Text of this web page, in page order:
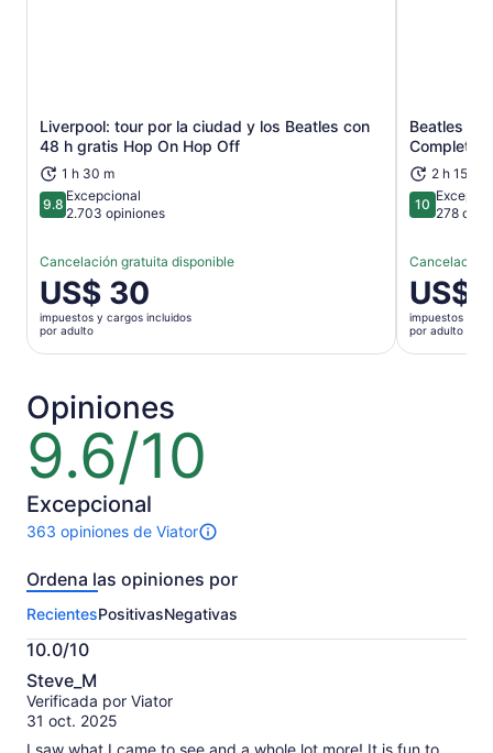
Liverpool: tour por la ciudad y los Beatles con
48 h gratis Hop On Hop Off
1 h 30 m
9.89.8 de 10
Excepcional
2.703 opiniones
Cancelación gratuita disponible
El
precio
es
de
por
adulto
US$ 30
impuestos y cargos incluidos
por adulto
Se abrirá en una nueva pestaña
Beatles
2 h 15 m
1010 de 10
278
Cancelación
El
precio
es
de
US$
impuestos y
por adulto
Opiniones
9.6/10
9.6
de
10
Excepcional
363 opiniones de Viator
363
sobre
actividad.
Más
información
sobre
las
opiniones
Ordena las opiniones por
RecientesPositivasNegativas
10.0/10
10.0
de
10
Steve_M
Verificada por Viator
31 oct. 2025